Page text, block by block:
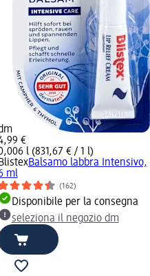
€
l (831,67 € / 1 l)
BlistexBalsamo labbra Intensivo,
ml
(162)
Disponibile per la consegna
seleziona il negozio dm